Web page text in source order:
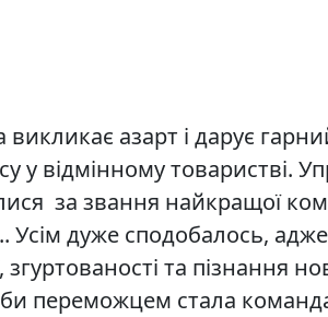
викликає азарт і дарує
у відмінному товаристві.
за звання найкращої
дуже сподобалось, адже
згуртованості та пізнання
переможцем стала